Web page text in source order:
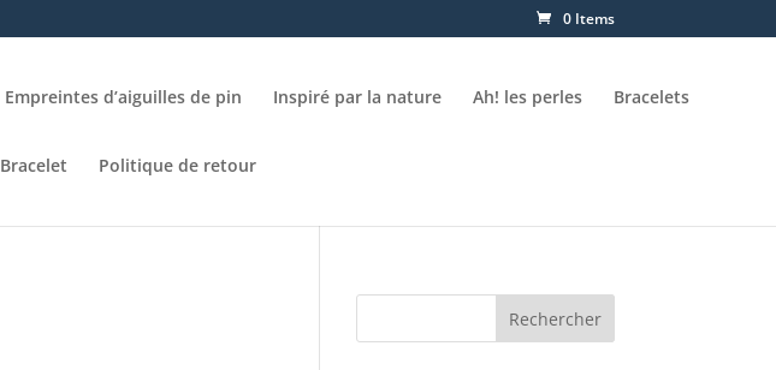
0 Items
Empreintes d’aiguilles de pin Inspiré par la nature Ah! les perles Bracelets
Bracelet Politique de retour